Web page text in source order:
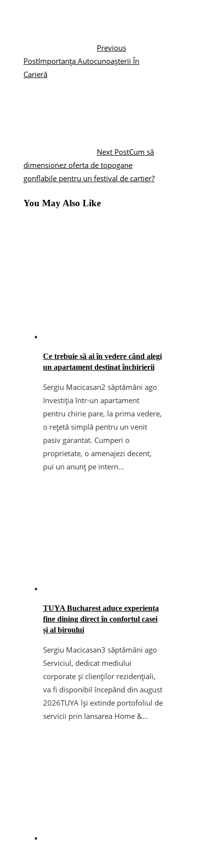
Previous
PostImportanța Autocunoașterii În
Carieră
Next PostCum să
dimensionez oferta de topogane
gonflabile pentru un festival de cartier?
You May Also Like
Ce trebuie să ai în vedere când alegi
un apartament destinat închirierii
Sergiu Macicasan2 săptămâni ago
Investiția într-un apartament
pentru chirie pare, la prima vedere,
o rețetă simplă pentru un venit
pasiv garantat. Cumperi o
proprietate, o amenajezi decent,
pui un anunț pe intern...
TUYA Bucharest aduce experiența
fine dining direct în confortul casei
și al biroului
Sergiu Macicasan3 săptămâni ago
Serviciul, dedicat mediului
corporate și clienților rezidențiali,
va fi disponibil începând din august
2026TUYA își extinde portofoliul de
servicii prin lansarea Home &...